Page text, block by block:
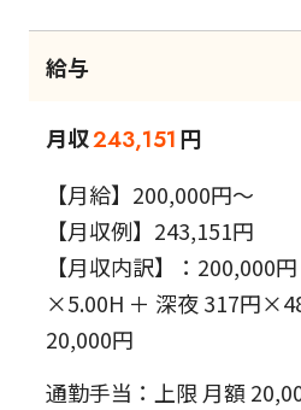
給与
月収243,151円
【月給】200,000円～
【月収例】243,151円
【月収内訳】：200,000
×5.00H ＋ 深夜 317円
20,000円
通勤手当：上限 月額